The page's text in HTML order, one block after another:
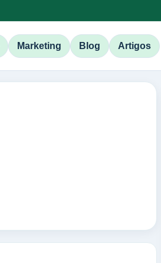
Marketing Blog Artigos